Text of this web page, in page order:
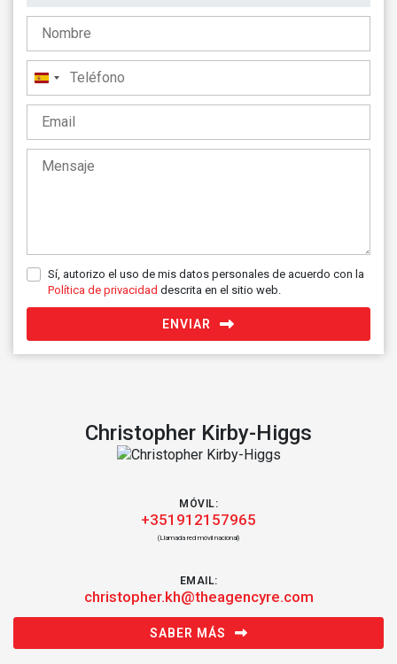
España
+34
Sí, autorizo el uso de mis datos personales de acuerdo con la
Política de privacidad descrita en el sitio web.
ENVIAR
Christopher Kirby-Higgs
MÓVIL:
+351912157965
(Llamada red móvil nacional)
EMAIL:
christopher.kh@theagencyre.com
SABER MÁS